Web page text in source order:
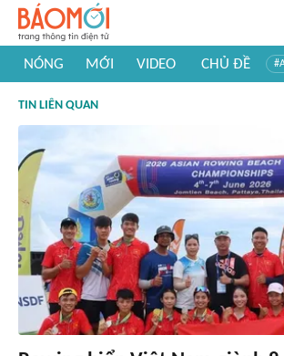
NÓNG MỚI VIDEO CHỦ ĐỀ
#Khám phá thế giới
TIN LIÊN QUAN